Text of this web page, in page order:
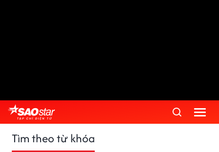
Tìm theo từ khóa